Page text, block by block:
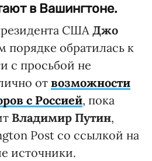
в Вашингтоне.
США Джо
порядке обратилась к
с просьбой не
от возможности
с Россией, пока
Владимир Путин,
Post со ссылкой на
источники.